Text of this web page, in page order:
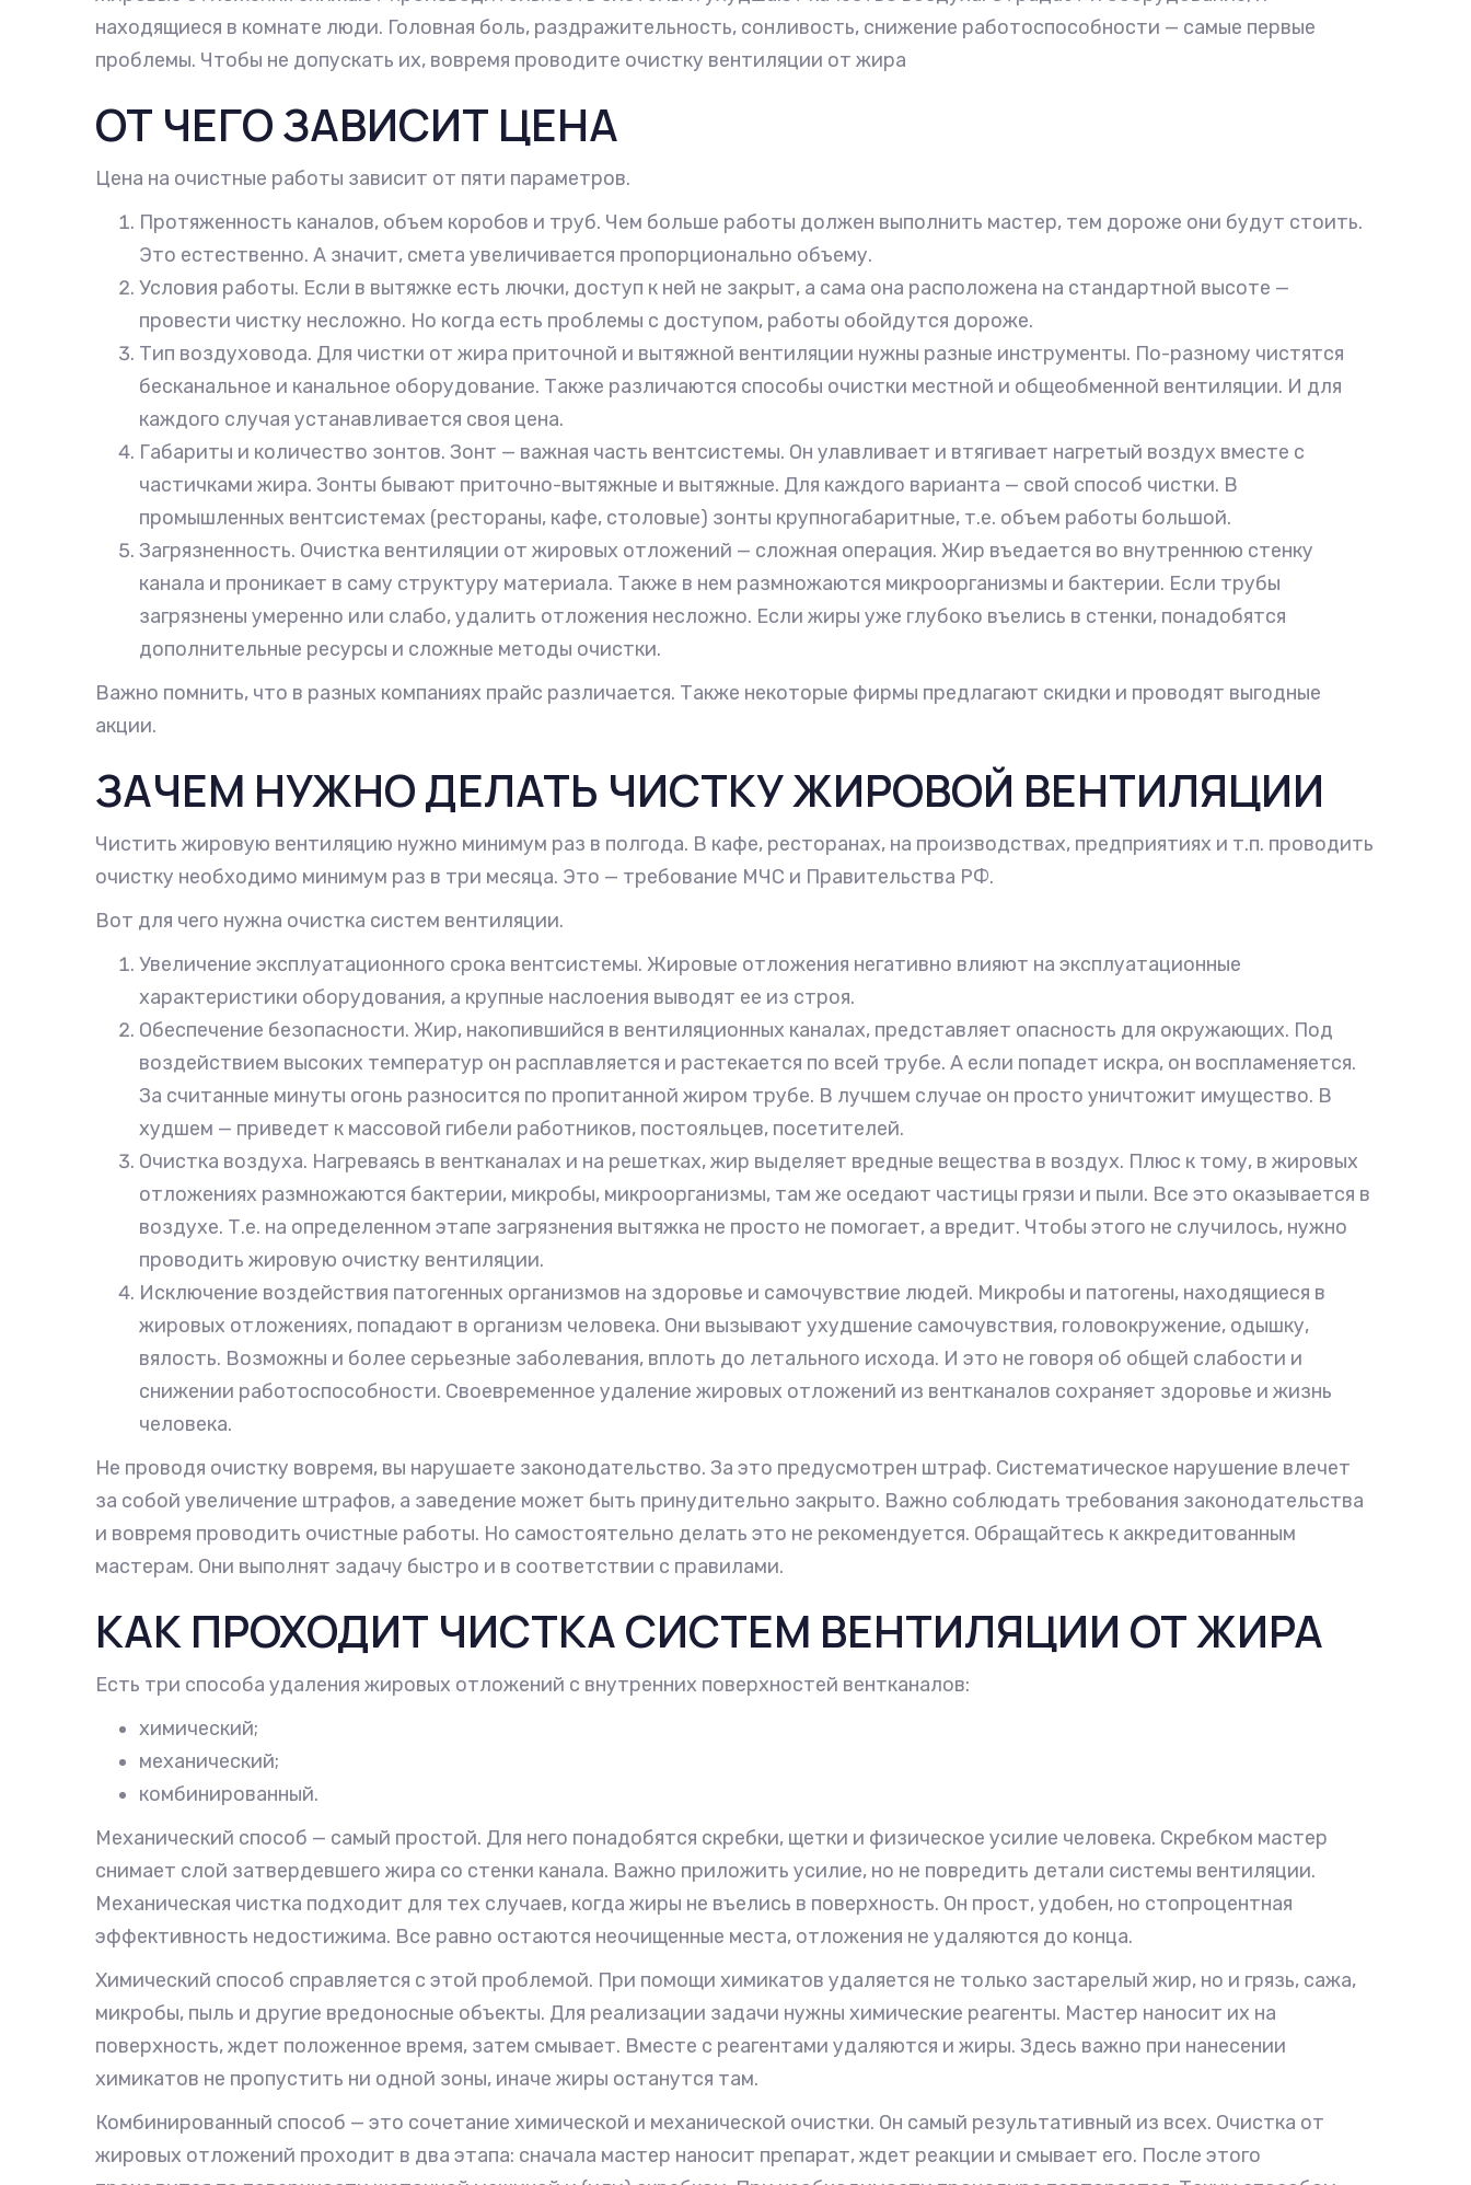
находящиеся в комнате люди. Головная боль, раздражительность, сонливость, снижение работоспособности — самые первые
проблемы. Чтобы не допускать их, вовремя проводите очистку вентиляции от жира
ОТ ЧЕГО ЗАВИСИТ ЦЕНА
Цена на очистные работы зависит от пяти параметров.
Протяженность каналов, объем коробов и труб. Чем больше работы должен выполнить мастер, тем дороже они будут стоить.
Это естественно. А значит, смета увеличивается пропорционально объему.
Условия работы. Если в вытяжке есть лючки, доступ к ней не закрыт, а сама она расположена на стандартной высоте —
провести чистку несложно. Но когда есть проблемы с доступом, работы обойдутся дороже.
Тип воздуховода. Для чистки от жира приточной и вытяжной вентиляции нужны разные инструменты. По-разному чистятся
бесканальное и канальное оборудование. Также различаются способы очистки местной и общеобменной вентиляции. И для
каждого случая устанавливается своя цена.
Габариты и количество зонтов. Зонт — важная часть вентсистемы. Он улавливает и втягивает нагретый воздух вместе с
частичками жира. Зонты бывают приточно-вытяжные и вытяжные. Для каждого варианта — свой способ чистки. В
промышленных вентсистемах (рестораны, кафе, столовые) зонты крупногабаритные, т.е. объем работы большой.
Загрязненность. Очистка вентиляции от жировых отложений — сложная операция. Жир въедается во внутреннюю стенку
канала и проникает в саму структуру материала. Также в нем размножаются микроорганизмы и бактерии. Если трубы
загрязнены умеренно или слабо, удалить отложения несложно. Если жиры уже глубоко въелись в стенки, понадобятся
дополнительные ресурсы и сложные методы очистки.
Важно помнить, что в разных компаниях прайс различается. Также некоторые фирмы предлагают скидки и проводят выгодные
акции.
ЗАЧЕМ НУЖНО ДЕЛАТЬ ЧИСТКУ ЖИРОВОЙ ВЕНТИЛЯЦИИ
Чистить жировую вентиляцию нужно минимум раз в полгода. В кафе, ресторанах, на производствах, предприятиях и т.п. проводить
очистку необходимо минимум раз в три месяца. Это — требование МЧС и Правительства РФ.
Вот для чего нужна очистка систем вентиляции.
Увеличение эксплуатационного срока вентсистемы. Жировые отложения негативно влияют на эксплуатационные
характеристики оборудования, а крупные наслоения выводят ее из строя.
Обеспечение безопасности. Жир, накопившийся в вентиляционных каналах, представляет опасность для окружающих. Под
воздействием высоких температур он расплавляется и растекается по всей трубе. А если попадет искра, он воспламеняется.
За считанные минуты огонь разносится по пропитанной жиром трубе. В лучшем случае он просто уничтожит имущество. В
худшем — приведет к массовой гибели работников, постояльцев, посетителей.
Очистка воздуха. Нагреваясь в вентканалах и на решетках, жир выделяет вредные вещества в воздух. Плюс к тому, в жировых
отложениях размножаются бактерии, микробы, микроорганизмы, там же оседают частицы грязи и пыли. Все это оказывается в
воздухе. Т.е. на определенном этапе загрязнения вытяжка не просто не помогает, а вредит. Чтобы этого не случилось, нужно
проводить жировую очистку вентиляции.
Исключение воздействия патогенных организмов на здоровье и самочувствие людей. Микробы и патогены, находящиеся в
жировых отложениях, попадают в организм человека. Они вызывают ухудшение самочувствия, головокружение, одышку,
вялость. Возможны и более серьезные заболевания, вплоть до летального исхода. И это не говоря об общей слабости и
снижении работоспособности. Своевременное удаление жировых отложений из вентканалов сохраняет здоровье и жизнь
человека.
Не проводя очистку вовремя, вы нарушаете законодательство. За это предусмотрен штраф. Систематическое нарушение влечет
за собой увеличение штрафов, а заведение может быть принудительно закрыто. Важно соблюдать требования законодательства
и вовремя проводить очистные работы. Но самостоятельно делать это не рекомендуется. Обращайтесь к аккредитованным
мастерам. Они выполнят задачу быстро и в соответствии с правилами.
КАК ПРОХОДИТ ЧИСТКА СИСТЕМ ВЕНТИЛЯЦИИ ОТ ЖИРА
Есть три способа удаления жировых отложений с внутренних поверхностей вентканалов:
химический;
механический;
комбинированный.
Механический способ — самый простой. Для него понадобятся скребки, щетки и физическое усилие человека. Скребком мастер
снимает слой затвердевшего жира со стенки канала. Важно приложить усилие, но не повредить детали системы вентиляции.
Механическая чистка подходит для тех случаев, когда жиры не въелись в поверхность. Он прост, удобен, но стопроцентная
эффективность недостижима. Все равно остаются неочищенные места, отложения не удаляются до конца.
Химический способ справляется с этой проблемой. При помощи химикатов удаляется не только застарелый жир, но и грязь, сажа,
микробы, пыль и другие вредоносные объекты. Для реализации задачи нужны химические реагенты. Мастер наносит их на
поверхность, ждет положенное время, затем смывает. Вместе с реагентами удаляются и жиры. Здесь важно при нанесении
химикатов не пропустить ни одной зоны, иначе жиры останутся там.
Комбинированный способ — это сочетание химической и механической очистки. Он самый результативный из всех. Очистка от
жировых отложений проходит в два этапа: сначала мастер наносит препарат, ждет реакции и смывает его. После этого